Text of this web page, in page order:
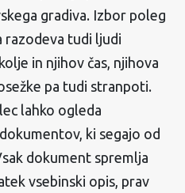
gradiva. Izbor poleg
razodeva tudi ljudi
in njihov čas, njihova
pa tudi stranpoti.
lahko ogleda
ki segajo od
dokument spremlja
vsebinski opis, prav